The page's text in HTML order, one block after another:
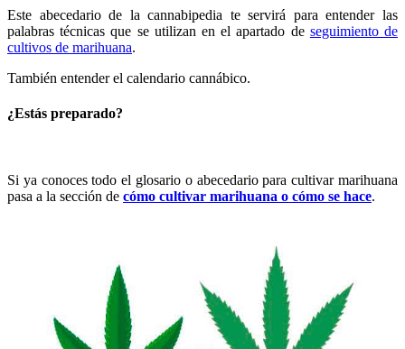
Este abecedario de la cannabipedia te servirá para entender las
palabras técnicas que se utilizan en el apartado de seguimiento de
cultivos de marihuana.
También entender el calendario cannábico.
¿Estás preparado?
Si ya conoces todo el glosario o abecedario para cultivar marihuana
pasa a la sección de cómo cultivar marihuana o cómo se hace.